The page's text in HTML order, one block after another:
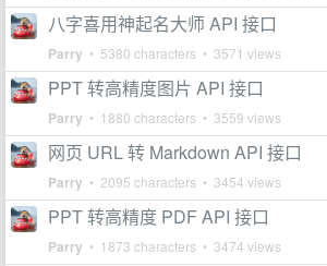
八字喜用神起名大师 API 接口
Parry • 5380 characters • 3571 views
PPT 转高精度图片 API 接口
Parry • 1880 characters • 3559 views
网页 URL 转 Markdown API 接口
Parry • 2095 characters • 3454 views
PPT 转高精度 PDF API 接口
Parry • 1873 characters • 3474 views